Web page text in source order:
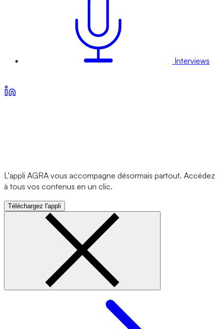
Interviews
L'appli AGRA vous accompagne désormais partout. Accédez
à tous vos contenus en un clic.
Téléchargez l'appli